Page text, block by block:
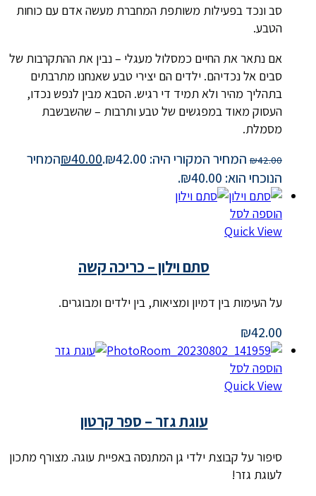
סב ונכד בפעילות משותפת המחברת מעשה אדם עם כוחות
הטבע.
אם נתאר את החיים כמסלול מעגלי – נבין את ההתקרבות של
סבים אל נכדיהם. ילדים הם יצירי טבע שאנחנו מתרבתים
בתהליך מהיר ולא תמיד די רגיש. הסבא מבין לנפש נכדו,
העסוק מאוד במפגשים של טבע ותרבות – שהשבשבת
מסמלת.
₪42.00 המחיר המקורי היה: ₪42.00. ₪40.00
המחיר
הנוכחי הוא: ₪40.00.
הוספה לסל
Quick View
סתם וילון – כריכה קשה
על העימות בין דמיון ומציאות, בין ילדים ומבוגרים.
₪42.00
הוספה לסל
Quick View
עוגת גזר – ספר קרטון
סיפור על קבוצת ילדי גן המתנסה באפיית עוגה. מצורף מתכון
לעוגת גזר!